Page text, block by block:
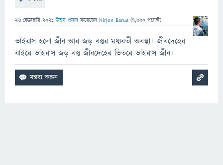
26 ফেব্রুয়ারি 2021 উত্তর প্রদান করেছেন Nirjon Barua (7,990 পয়েন্ট)
ভাইরাস হলো জীব আর জড় বস্তুর মধ্যবর্তী অবস্থা। জীবদেহের
বাইরে ভাইরাস জড় বস্তু জীবদেহের ভিতরে ভাইরাস জীব।